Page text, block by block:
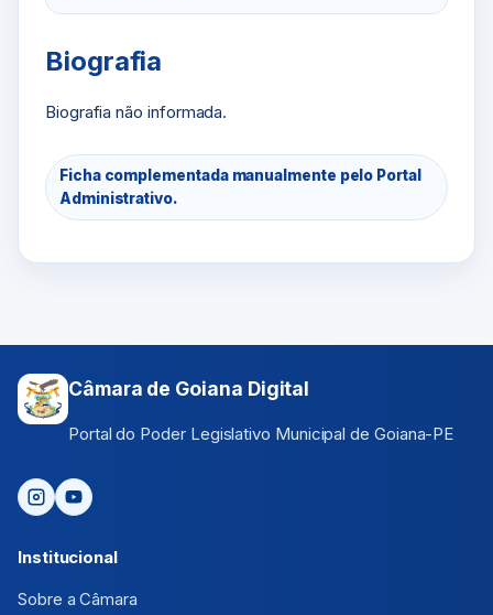
Biografia
Biografia não informada.
Ficha complementada manualmente pelo Portal
Administrativo.
Câmara de Goiana Digital
Portal do Poder Legislativo Municipal de Goiana-PE
Institucional
Sobre a Câmara